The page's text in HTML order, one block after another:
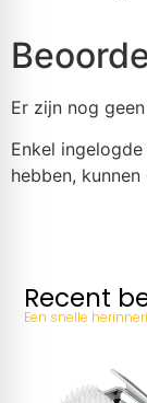
Er zijn nog
Enkel
hebben,
Recent
Een snelle